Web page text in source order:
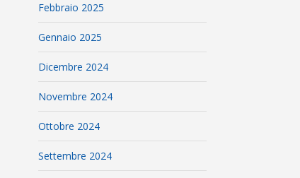
Febbraio 2025
Gennaio 2025
Dicembre 2024
Novembre 2024
Ottobre 2024
Settembre 2024